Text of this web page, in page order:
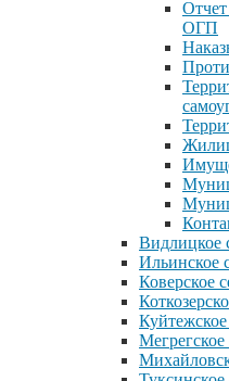
ОГП
Видлицкое
Ильинское
Коверское
Куйтежское
Мегрегское